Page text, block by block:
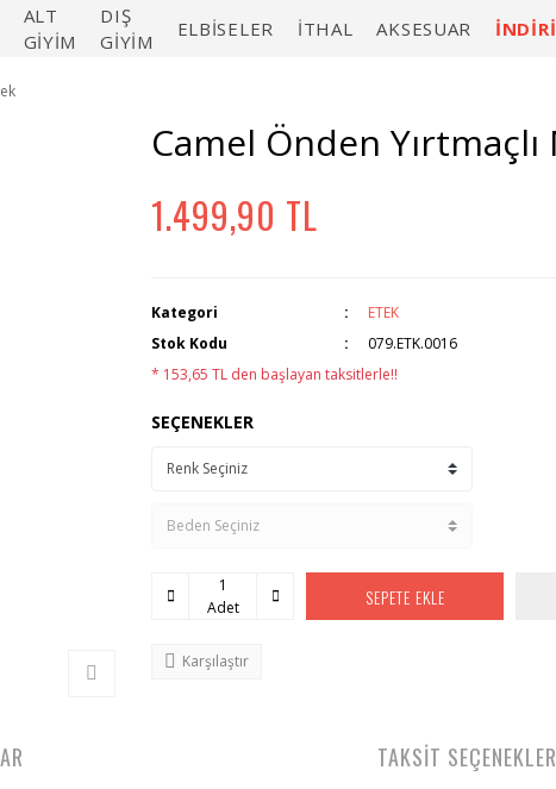
ALT
GİYİM
DIŞ
GİYİM
ELBİSELER İTHAL AKSESUAR
Camel Önden
1.499,90 TL
Kategori
ETEK
Stok Kodu
079.ETK.0016
* 153,65 TL den başlayan taksitlerle!!
SEÇENEKLER
Adet SEPETE EKLE
Karşılaştır
TAKSİT